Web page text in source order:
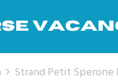
Strand Petit